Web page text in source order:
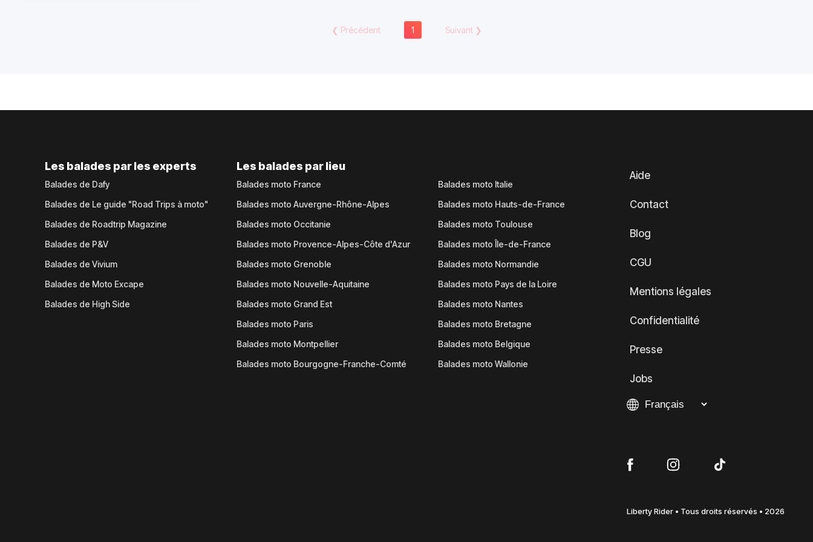
❮ Précédent 1 Suivant❯
Les balades par les experts
Balades de Dafy
Balades de Le guide "Road Trips à moto"
Balades de Roadtrip Magazine
Balades de P&V
Balades de Vivium
Balades de Moto Excape
Balades de High Side
Les balades par lieu
Balades moto France
Balades moto Auvergne-Rhône-Alpes
Balades moto Occitanie
Balades moto Provence-Alpes-Côte d'Azur
Balades moto Grenoble
Balades moto Nouvelle-Aquitaine
Balades moto Grand Est
Balades moto Paris
Balades moto Montpellier
Balades moto Bourgogne-Franche-Comté
Balades moto Italie
Balades moto Hauts-de-France
Balades moto Toulouse
Balades moto Île-de-France
Balades moto Normandie
Balades moto Pays de la Loire
Balades moto Nantes
Balades moto Bretagne
Balades moto Belgique
Balades moto Wallonie
Aide
Contact
Blog
CGU
Mentions légales
Confidentialité
Presse
Jobs
Liberty Rider • Tous droits réservés • 2026